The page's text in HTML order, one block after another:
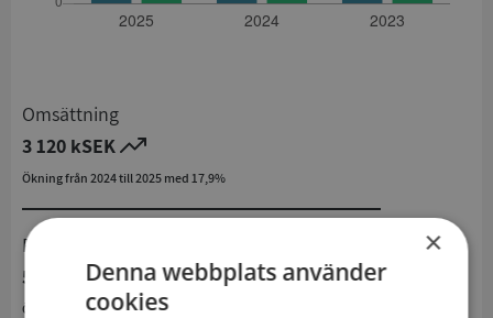
Omsättning
3 120 kSEK
Ökning från 2024 till 2025 med 17,9%
Resultat
579 kSEK
Ökning från 2024 till 2025 med 124,4%
×
Denna webbplats använder
cookies